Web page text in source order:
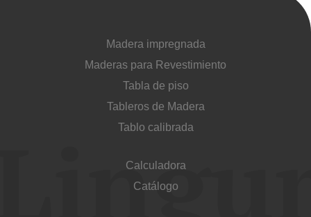
Madera impregnada
Maderas para Revestimiento
Tabla de piso
Tableros de Madera
Tablo calibrada
Calculadora
Catálogo